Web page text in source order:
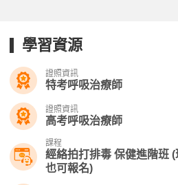
學習資源
證照資訊
特考呼吸治療師
證照資訊
高考呼吸治療師
課程
經絡拍打排毒 保健進階班
也可報名)